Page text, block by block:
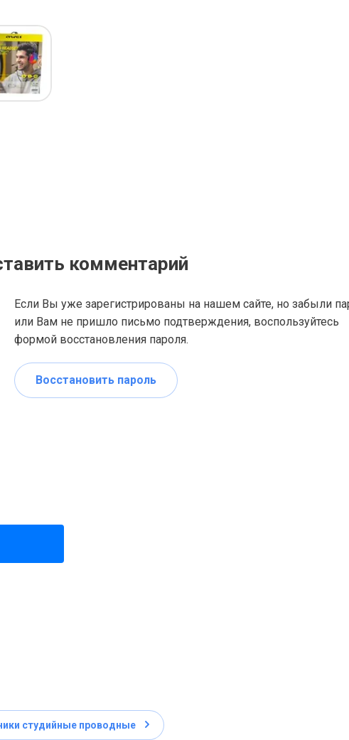
комментарий
Если Вы уже зарегистрированы на нашем сайте, но забыли
или Вам не пришло письмо подтверждения, воспользуйтесь
формой восстановления пароля.
Восстановить пароль
студийные проводные